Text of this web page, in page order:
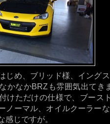
じめ、ブリッド様、イング
かなかBRZも雰囲気出てき
けただけの仕様で、ブース
ノーマル、オイルクーラー
感じですが。